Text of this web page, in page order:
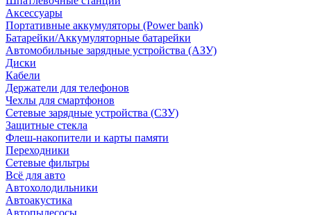
Аксессуары
Портативные аккумуляторы (Power bank)
Батарейки/Аккумуляторные батарейки
Автомобильные зарядные устройства (АЗУ)
Диски
Кабели
Держатели для телефонов
Чехлы для смартфонов
Сетевые зарядные устройства (СЗУ)
Защитные стекла
Флеш-накопители и карты памяти
Переходники
Сетевые фильтры
Всё для авто
Автохолодильники
Автоакустика
Автопылесосы